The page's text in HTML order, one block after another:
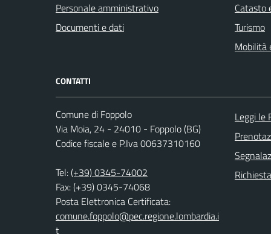
Personale amministrativo
Documenti e dati
Catasto
Turismo
Mobilità
CONTATTI
Comune di Foppolo
Via Moia, 24 - 24010 - Foppolo (BG)
Codice fiscale e P.Iva 00637310160
Tel:(+39) 0345-74002
Fax: (+39) 0345-74068
Posta Elettronica Certificata:
comune.foppolo@pec.regione.lombardia.i
t
Leggi le